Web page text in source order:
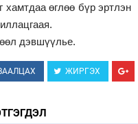
хамтдаа өглөө бүр эртлэн
дэвшүүлье.
ЖИРГЭХ